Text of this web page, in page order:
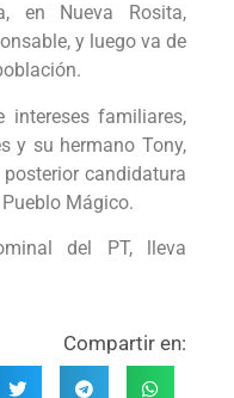
en Nueva Rosita,
y luego va de
intereses familiares,
y su hermano Tony,
candidatura
Mágico.
del PT, lleva
Compartir en: